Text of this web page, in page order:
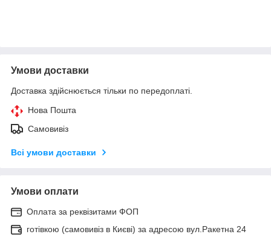
Умови доставки
Доставка здійснюється тільки по передоплаті.
Нова Пошта
Самовивіз
Всі умови доставки
Умови оплати
Оплата за реквізитами ФОП
готівкою (самовивіз в Києві) за адресою вул.Ракетна 24